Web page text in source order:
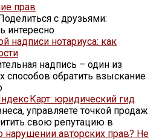
прав
с друзьями:
интересно
надписи нотариуса: как
надпись – один из
способов обратить взыскание
Карт: юридический гид
управляете точкой продаж
свою репутацию в
нарушении авторских прав? Не